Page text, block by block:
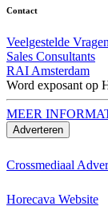
Contact
Veelgestelde Vragen
Sales Consultants
RAI Amsterdam
Word exposant op
MEER
Adverteren
Crossmediaal
Horecava Website